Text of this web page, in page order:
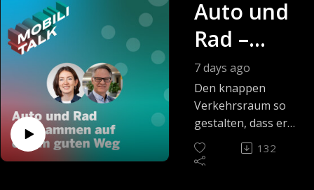
ob für ÖPNV-Nutzerinnen, Autofahrer,
Wissenschaftlerinnen oder schlichtweg für
Mobilitätsinteressierte.
Auto und
Rad –
zusamme
n auf
einem
guten
Weg
7 days ago
Den knappen
Verkehrsraum so
gestalten, dass er
den Bedürfnissen
von Auto- und
132